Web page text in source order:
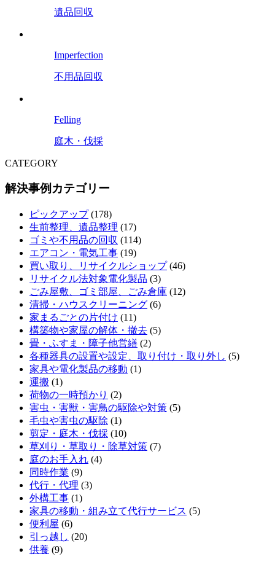
遺品回収
Imperfection
不用品回収
Felling
庭木・伐採
CATEGORY
解決事例カテゴリー
ピックアップ(178)
生前整理、遺品整理 (17)
ゴミや不用品の回収 (114)
エアコン・電気工事 (19)
買い取り、リサイクルショップ(46)
リサイクル法対象電化製品 (3)
ごみ屋敷、ゴミ部屋、ごみ倉庫 (12)
清掃・ハウスクリーニング (6)
家まるごとの片付け (11)
構築物や家屋の解体・撤去 (5)
畳・ふすま・障子他営繕 (2)
各種器具の設置や設定、取り付け・取り外し (5)
家具や電化製品の移動 (1)
運搬 (1)
荷物の一時預かり (2)
害虫・害獣・害鳥の駆除や対策 (5)
毛虫や害虫の駆除 (1)
剪定・庭木・伐採 (10)
草刈り・草取り・除草対策 (7)
庭のお手入れ (4)
同時作業 (9)
代行・代理 (3)
外構工事 (1)
家具の移動・組み立て代行サービス (5)
便利屋 (6)
引っ越し (20)
供養 (9)